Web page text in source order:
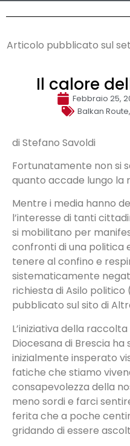
Articolo pubblicato sul
Il calore
Febbraio 25,
Balkan Route,
di Stefano Savoldi
Fortunatamente non si
quanto accade lungo la
Mentre i media hanno
l’interesse di tanti
si mobilitano per
confronti di una politica
tenere al confino e
sistematicamente
richiesta di Asilo politico
pubblicato sul sito di
L’iniziativa della
Diocesana di Brescia
inizialmente insperato
fatiche che stiamo
consapevolezza della
meno sordi e farci
ferita che a poche
gridando di essere